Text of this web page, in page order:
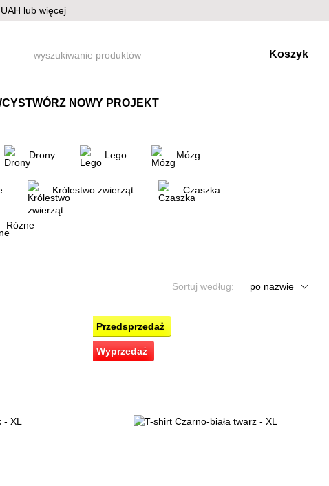
lub więcej
Koszyk
STWÓRZ NOWY PROJEKT
Drony Lego Mózg
Królestwo zwierząt Czaszka
Różne
Sortuj według: po nazwie
Przedsprzedaż
Wyprzedaż